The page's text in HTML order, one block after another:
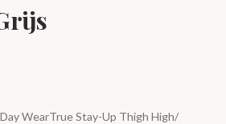
WearTrue Stay-Up Thigh High/